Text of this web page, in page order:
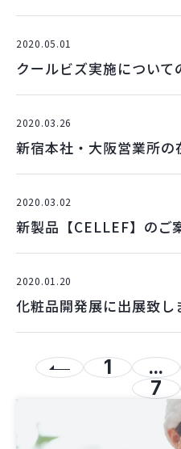
2020.05.01
クールビズ実施について
2020.03.26
新宿本社・大阪営業所の
2020.03.02
新製品【CELLEF】のご
2020.01.20
化粧品開発展に出展致し
1 ...
7